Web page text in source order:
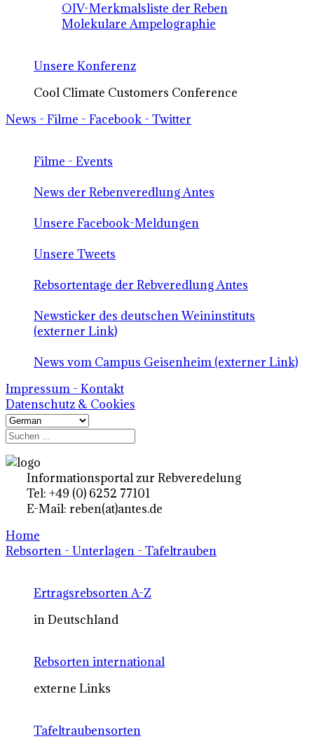
OIV-Merkmalsliste der Reben
Molekulare Ampelographie
Unsere Konferenz
Cool Climate Customers Conference
News - Filme - Facebook - Twitter
Filme - Events
News der Rebenveredlung Antes
Unsere Facebook-Meldungen
Unsere Tweets
Rebsortentage der Rebveredlung Antes
Newsticker des deutschen Weininstituts
(externer Link)
News vom Campus Geisenheim (externer Link)
Impressum - Kontakt
Datenschutz & Cookies
Informationsportal zur Rebveredelung
Tel: +49 (0) 6252 77101
E-Mail: reben(at)antes.de
Home
Rebsorten - Unterlagen - Tafeltrauben
Ertragsrebsorten A-Z
in Deutschland
Rebsorten international
externe Links
Tafeltraubensorten